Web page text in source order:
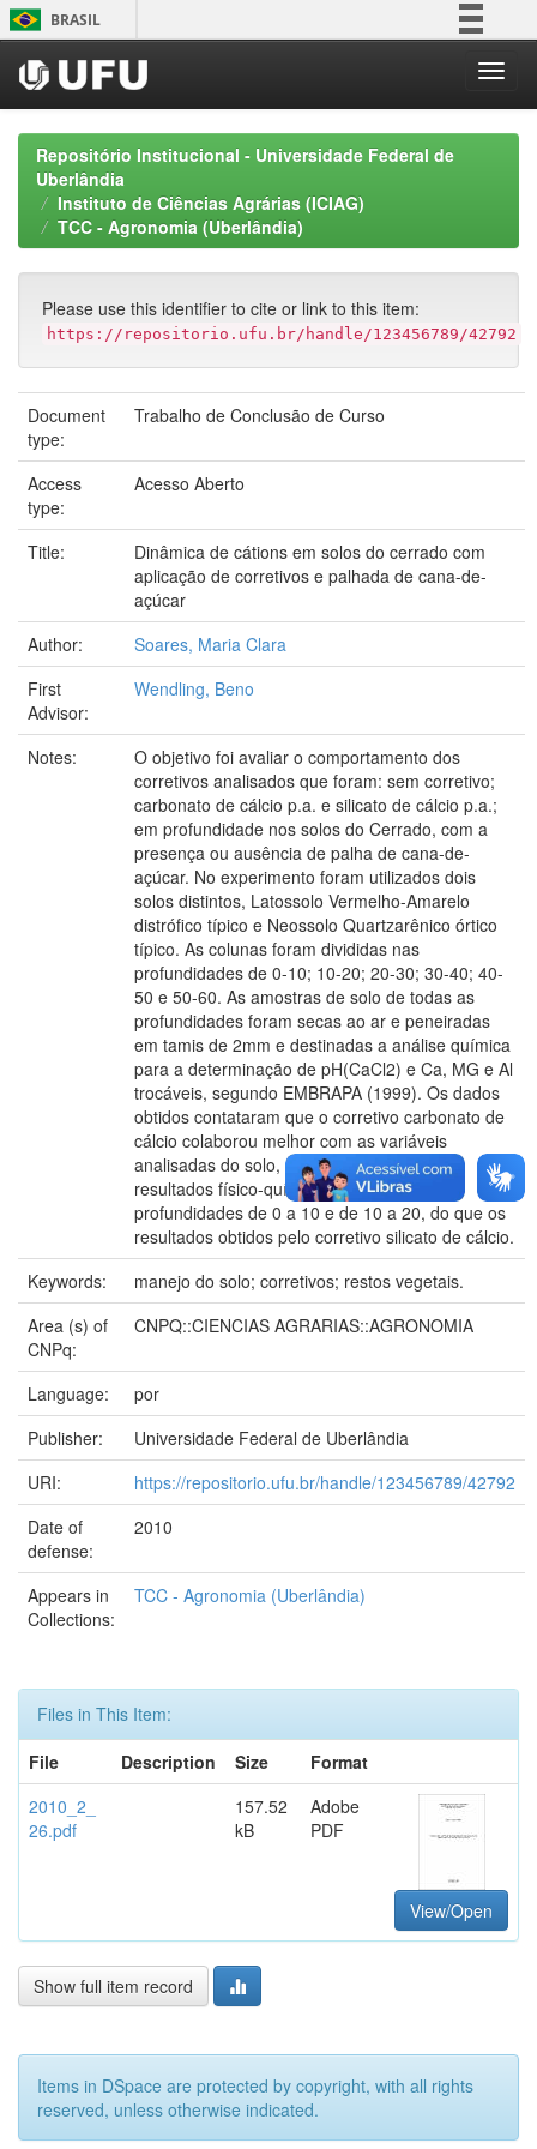
Skip
navigation
BRASIL
Participe
Acesso à informação
Legislação
Repositório Institucional - Universidade Federal de
Uberlândia
Instituto de Ciências Agrárias (ICIAG)
TCC - Agronomia (Uberlândia)
Please use this identifier to cite or link to this item:
https://repositorio.ufu.br/handle/123456789/42792
Document
type:
Trabalho de Conclusão de Curso
Access
type:
Acesso Aberto
Title:
Dinâmica de cátions em solos do cerrado com
aplicação de corretivos e palhada de cana-de-
açúcar
Author:
Soares, Maria Clara
First
Advisor:
Wendling, Beno
Notes:
O objetivo foi avaliar o comportamento dos
corretivos analisados que foram: sem corretivo;
carbonato de cálcio p.a. e silicato de cálcio p.a.;
em profundidade nos solos do Cerrado, com a
presença ou ausência de palha de cana-de-
açúcar. No experimento foram utilizados dois
solos distintos, Latossolo Vermelho-Amarelo
distrófico típico e Neossolo Quartzarênico órtico
típico. As colunas foram divididas nas
profundidades de 0-10; 10-20; 20-30; 30-40; 40-
50 e 50-60. As amostras de solo de todas as
profundidades foram secas ao ar e peneiradas
em tamis de 2mm e destinadas a análise química
para a determinação de pH(CaCl2) e Ca, MG e Al
trocáveis, segundo EMBRAPA (1999). Os dados
obtidos contataram que o corretivo carbonato de
cálcio colaborou melhor com as variáveis
analisadas do solo, e ofereceu melhores
resultados físico-químicos ao solo, nas
profundidades de 0 a 10 e de 10 a 20, do que os
resultados obtidos pelo corretivo silicato de cálcio.
Keywords:
manejo do solo; corretivos; restos vegetais.
Area (s) of
CNPq:
CNPQ::CIENCIAS AGRARIAS::AGRONOMIA
Language:
por
Publisher:
Universidade Federal de Uberlândia
URI:
https://repositorio.ufu.br/handle/123456789/42792
Date of
defense:
2010
Appears in
Collections:
TCC - Agronomia (Uberlândia)
Files in This Item:
File
Description Size
Format
2010_2_
26.pdf
157.52
kB
Adobe
PDF
View/Open
Show full item record
Items in DSpace are protected by copyright, with all rights
reserved, unless otherwise indicated.